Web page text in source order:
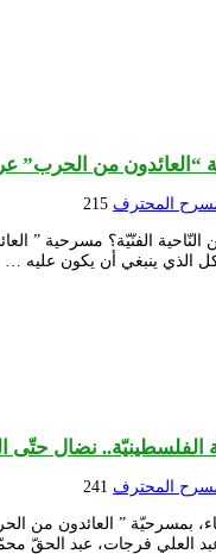
من الحرب”
المحترف 215
الفنّيّة؟ مسرحية ”
الذي ينبغي أن يكون عليه …
نضال حتّى
المحترف 241
بمسرحيّة ” العائدون
العلي فرجات، عبد الحقّ